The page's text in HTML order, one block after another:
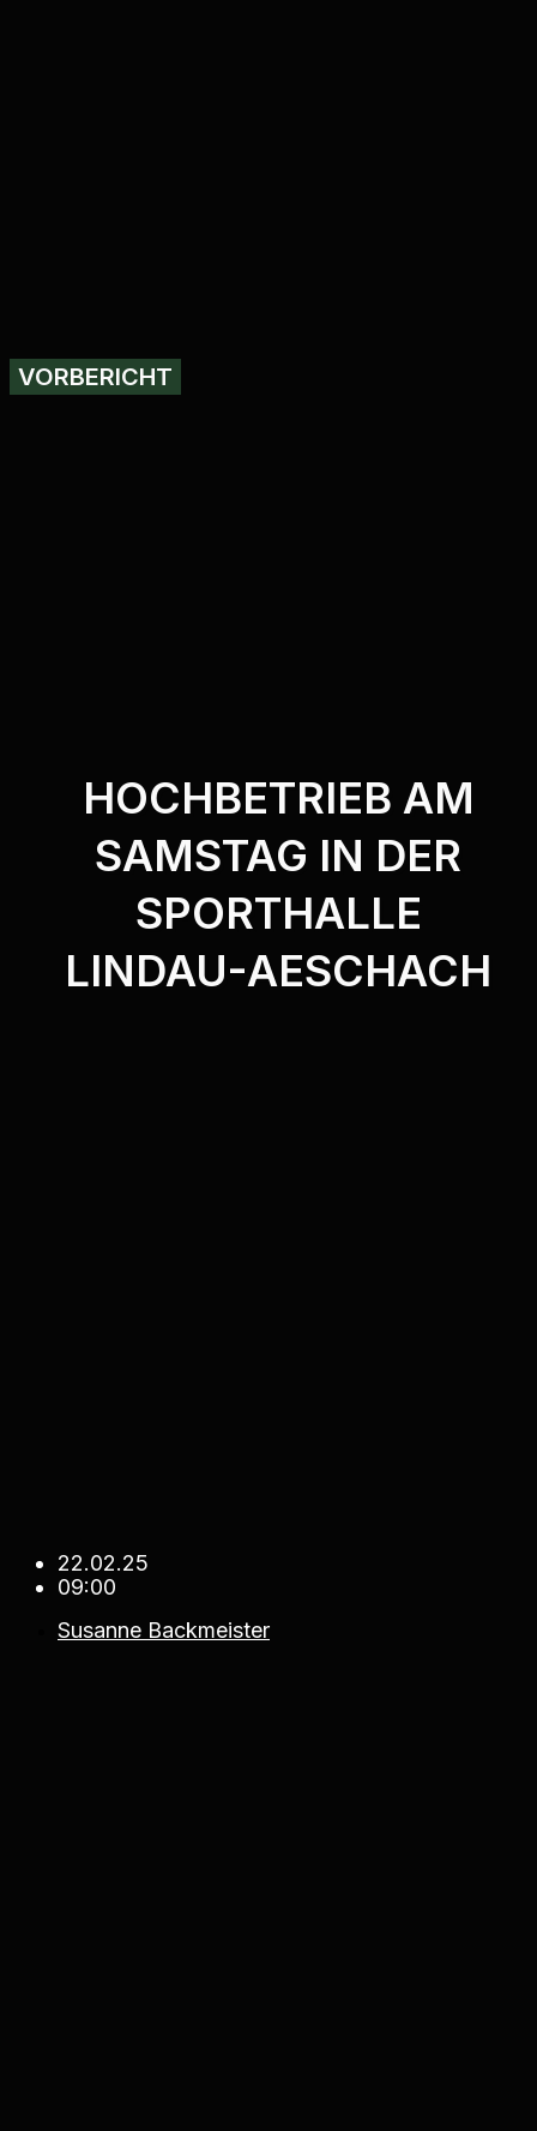
VORBERICHT
HOCHBETRIEB AM
SAMSTAG IN DER
SPORTHALLE
LINDAU-AESCHACH
22.02.25
09:00
Susanne Backmeister